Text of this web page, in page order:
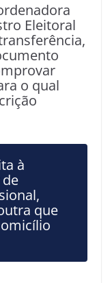
Eleitoral
o qual
à
que